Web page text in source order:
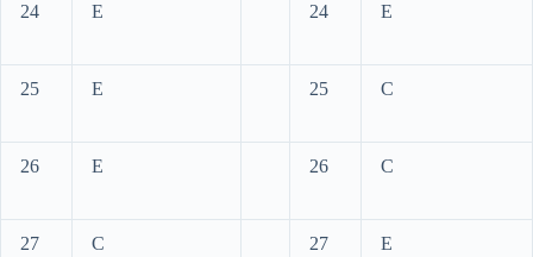
24 E 24 E
25 E 25 C
26 E 26 C
27 C 27 E